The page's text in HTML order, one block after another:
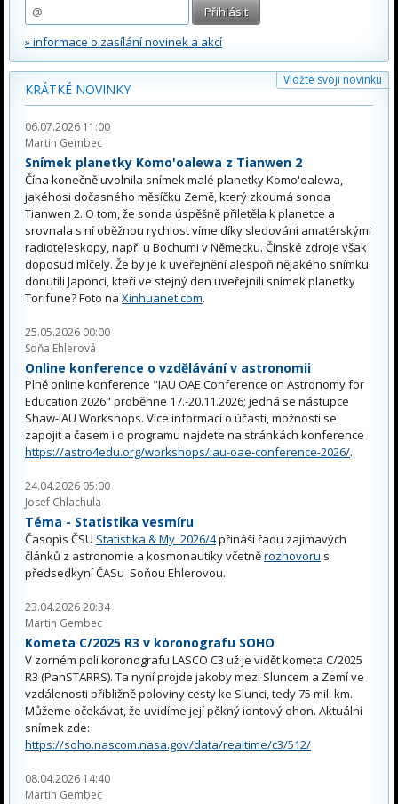
» informace o zasílání novinek a akcí
Vložte svoji novinku
KRÁTKÉ NOVINKY
06.07.2026 11:00
Martin Gembec
Snímek planetky Komo'oalewa z Tianwen 2
Čína konečně uvolnila snímek malé planetky Komo'oalewa,
jakéhosi dočasného měsíčku Země, který zkoumá sonda
Tianwen 2. O tom, že sonda úspěšně přiletěla k planetce a
srovnala s ní oběžnou rychlost víme díky sledování amatérskými
radioteleskopy, např. u Bochumi v Německu. Čínské zdroje však
doposud mlčely. Že by je k uveřejnění alespoň nějakého snímku
donutili Japonci, kteří ve stejný den uveřejnili snímek planetky
Torifune? Foto na Xinhuanet.com.
25.05.2026 00:00
Soňa Ehlerová
Online konference o vzdělávání v astronomii
Plně online konference "IAU OAE Conference on Astronomy for
Education 2026" proběhne 17.-20.11.2026; jedná se nástupce
Shaw-IAU Workshops. Více informací o účasti, možnosti se
zapojit a časem i o programu najdete na stránkách konference
https://astro4edu.org/workshops/iau-oae-conference-2026/.
24.04.2026 05:00
Josef Chlachula
Téma - Statistika vesmíru
Časopis ČSU Statistika & My 2026/4přináší řadu zajímavých
článků z astronomie a kosmonautiky včetněrozhovoru s
předsedkyní ČASu Soňou Ehlerovou.
23.04.2026 20:34
Martin Gembec
Kometa C/2025 R3 v koronografu SOHO
V zorném poli koronografu LASCO C3 už je vidět kometa C/2025
R3 (PanSTARRS). Ta nyní projde jakoby mezi Sluncem a Zemí ve
vzdálenosti přibližně poloviny cesty ke Slunci, tedy 75 mil. km.
Můžeme očekávat, že uvidíme její pěkný iontový ohon. Aktuální
snímek zde:
https://soho.nascom.nasa.gov/data/realtime/c3/512/
08.04.2026 14:40
Martin Gembec